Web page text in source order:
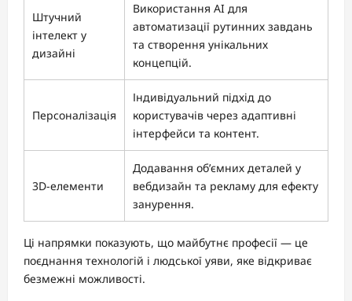
Штучний
інтелект у
дизайні
Використання AI для
автоматизації рутинних завдань
та створення унікальних
концепцій.
Персоналізація
Індивідуальний підхід до
користувачів через адаптивні
інтерфейси та контент.
3D-елементи
Додавання об’ємних деталей у
вебдизайн та рекламу для ефекту
занурення.
Ці напрямки показують, що майбутнє професії — це
поєднання технологій і людської уяви, яке відкриває
безмежні можливості.